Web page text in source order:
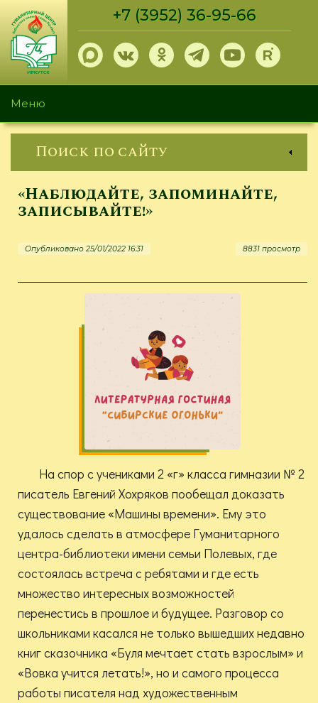
Перейти
основному
содержанию
+7 (3952) 36-95-66
Меню
Поиск по сайту
«Наблюдайте, запоминайте,
записывайте!»
Опубликовано 25/01/2022 16:31 8831 просмотр
На спор с учениками 2 «г» класса гимназии № 2
писатель Евгений Хохряков пообещал доказать
существование «Машины времени». Ему это
удалось сделать в атмосфере Гуманитарного
центра-библиотеки имени семьи Полевых, где
состоялась встреча с ребятами и где есть
множество интересных возможностей
перенестись в прошлое и будущее. Разговор со
школьниками касался не только вышедших недавно
книг сказочника «Буля мечтает стать взрослым» и
«Вовка учится летать!», но и самого процесса
работы писателя над художественным